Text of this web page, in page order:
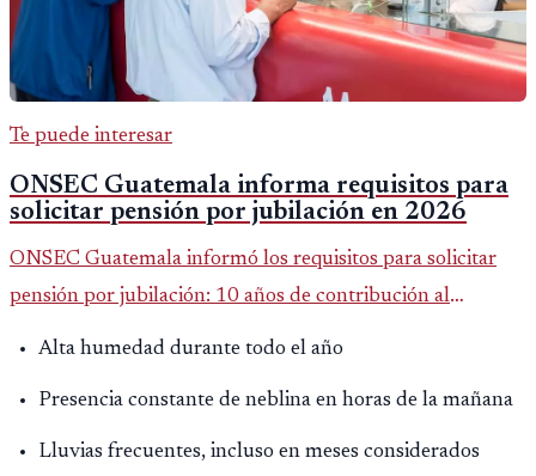
Te puede interesar
ONSEC Guatemala informa requisitos para
solicitar pensión por jubilación en 2026
ONSEC Guatemala informó los requisitos para solicitar
pensión por jubilación: 10 años de contribución al
Montepío y 50 años de edad, o 20 años de servicio sin
Alta humedad durante todo el año
Presencia constante de neblina en horas de la mañana
Lluvias frecuentes, incluso en meses considerados